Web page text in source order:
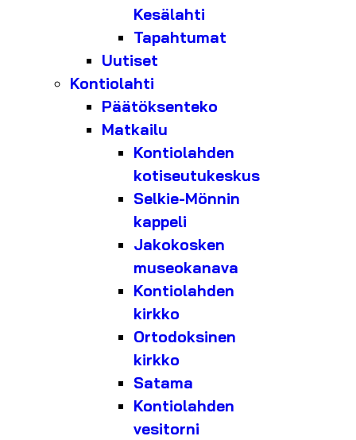
Kesälahti
Tapahtumat
Uutiset
Kontiolahti
Päätöksenteko
Matkailu
Kontiolahden
kotiseutukeskus
Selkie-Mönnin
kappeli
Jakokosken
museokanava
Kontiolahden
kirkko
Ortodoksinen
kirkko
Satama
Kontiolahden
vesitorni